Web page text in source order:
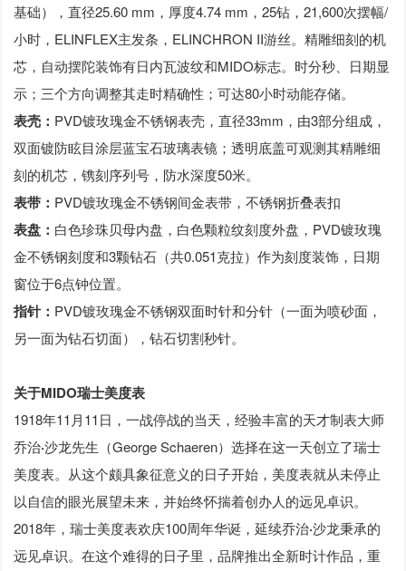
基础），直径25.60 mm，厚度4.74 mm，25钻，21,600次摆幅/
小时，ELINFLEX主发条，ELINCHRON II游丝。精雕细刻的机
芯，自动摆陀装饰有日内瓦波纹和MIDO标志。时分秒、日期显
示；三个方向调整其走时精确性；可达80小时动能存储。
表壳： PVD镀玫瑰金不锈钢表壳，直径33mm，由3部分组成，
双面镀防眩目涂层蓝宝石玻璃表镜；透明底盖可观测其精雕细
刻的机芯，镌刻序列号，防水深度50米。
表带： PVD镀玫瑰金不锈钢间金表带，不锈钢折叠表扣
表盘： 白色珍珠贝母内盘，白色颗粒纹刻度外盘，PVD镀玫瑰
金不锈钢刻度和3颗钻石（共0.051克拉）作为刻度装饰，日期
窗位于6点钟位置。
指针： PVD镀玫瑰金不锈钢双面时针和分针（一面为喷砂面，
另一面为钻石切面），钻石切割秒针。
关于MIDO瑞士美度表
1918年11月11日，一战停战的当天，经验丰富的天才制表大师
乔治·沙龙先生（George Schaeren）选择在这一天创立了瑞士
美度表。从这个颇具象征意义的日子开始，美度表就从未停止
以自信的眼光展望未来，并始终怀揣着创办人的远见卓识。
2018年，瑞士美度表欢庆100周年华诞，延续乔治·沙龙秉承的
远见卓识。在这个难得的日子里，品牌推出全新时计作品，重